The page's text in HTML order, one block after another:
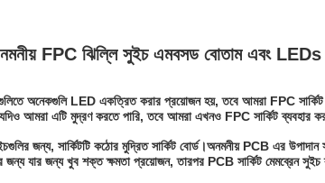
নমনীয় FPC ঝিল্লি সুইচ এমবসড বোতাম এবং LEDs
অনেকগুলি LED একত্রিত করার প্রয়োজন হয়, তবে আমরা FPC সার্কিট
আমরা এটি মুদ্রণ করতে পারি, তবে আমরা এখনও FPC সার্কিট ব্যবহার
জন্য, সার্কিটটি কঠোর মুদ্রিত সার্কিট বোর্ড।অনমনীয় PCB এর
জন্য যার জন্য খুব শক্ত ক্ষমতা প্রয়োজন, তারপর PCB সার্কিট মেমব্রেন সুইচ